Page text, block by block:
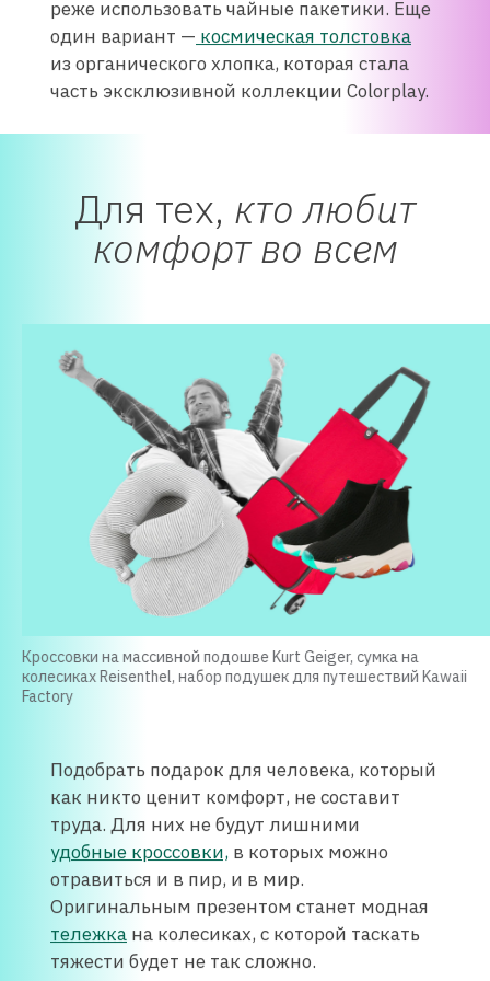
реже использовать чайные пакетики. Еще
один вариант — космическая толстовка
из органического хлопка, которая стала
часть эксклюзивной коллекции Colorplay.
Для тех, кто любит
комфорт во всем
Подобрать подарок для человека, который
как никто ценит комфорт, не составит
труда. Для них не будут лишними
удобные кроссовки, в которых можно
отравиться и в пир, и в мир.
Оригинальным презентом станет модная
тележка на колесиках, с которой таскать
тяжести будет не так сложно.
Кроссовки на массивной подошве Kurt Geiger, сумка на
колесиках Reisenthel, набор подушек для путешествий Kawaii
Factory